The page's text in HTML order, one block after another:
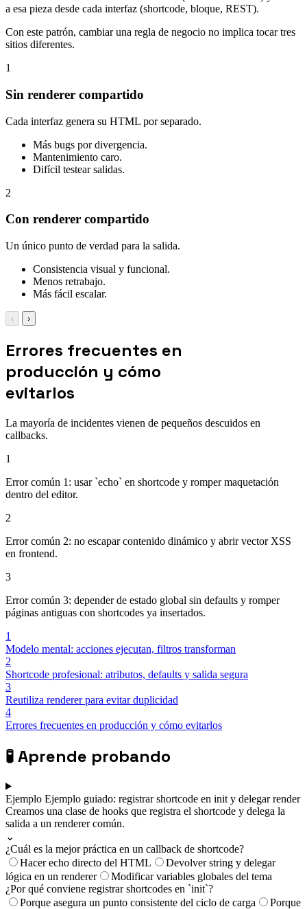
a esa pieza desde cada interfaz (shortcode, bloque, REST).
Con este patrón, cambiar una regla de negocio no implica tocar tres
sitios diferentes.
1
Sin renderer compartido
Cada interfaz genera su HTML por separado.
Más bugs por divergencia.
Mantenimiento caro.
Difícil testear salidas.
2
Con renderer compartido
Un único punto de verdad para la salida.
Consistencia visual y funcional.
Menos retrabajo.
Más fácil escalar.
‹ ›
Errores frecuentes en
producción y cómo
evitarlos
La mayoría de incidentes vienen de pequeños descuidos en
callbacks.
1
Error común 1: usar `echo` en shortcode y romper maquetación
dentro del editor.
2
Error común 2: no escapar contenido dinámico y abrir vector XSS
en frontend.
3
Error común 3: depender de estado global sin defaults y romper
páginas antiguas con shortcodes ya insertados.
1
Modelo mental: acciones ejecutan, filtros transforman
2
Shortcode profesional: atributos, defaults y salida segura
3
Reutiliza renderer para evitar duplicidad
4
Errores frecuentes en producción y cómo evitarlos
🧪Aprende probando
Ejemplo Ejemplo guiado: registrar shortcode en init y delegar render
Creamos una clase de hooks que registra el shortcode y delega la
salida a un renderer común.
⌄
¿Cuál es la mejor práctica en un callback de shortcode?
Hacer echo directo del HTML
Devolver string y delegar
lógica en un renderer
Modificar variables globales del tema
¿Por qué conviene registrar shortcodes en `init`?
Porque asegura un punto consistente del ciclo de carga
Porque